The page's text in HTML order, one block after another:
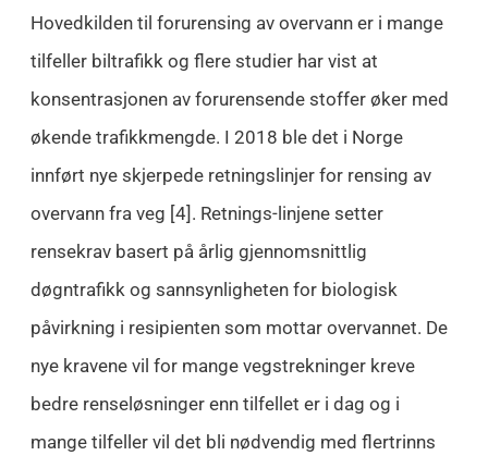
Hovedkilden til forurensing av overvann er i mange
tilfeller biltrafikk og flere studier har vist at
konsentrasjonen av forurensende stoffer øker med
økende trafikkmengde. I 2018 ble det i Norge
innført nye skjerpede retningslinjer for rensing av
overvann fra veg [4]. Retnings-linjene setter
rensekrav basert på årlig gjennomsnittlig
døgntrafikk og sannsynligheten for biologisk
påvirkning i resipienten som mottar overvannet. De
nye kravene vil for mange vegstrekninger kreve
bedre renseløsninger enn tilfellet er i dag og i
mange tilfeller vil det bli nødvendig med flertrinns